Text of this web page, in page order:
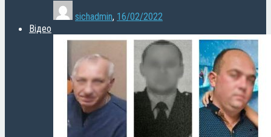
sichadmin, 16/02/2022
Відео